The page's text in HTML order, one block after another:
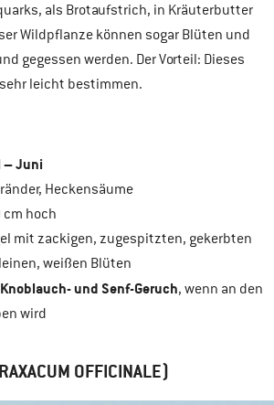
als Brotaufstrich, in Kräuterbutter
Wildpflanze können sogar Blüten und
gegessen werden. Der Vorteil: Dieses
leicht bestimmen.
– Juni
Heckensäume
cm hoch
mit zackigen, zugespitzten, gekerbten
weißen Blüten
Knoblauch- und Senf-Geruch, wenn an den
wird
OFFICINALE)